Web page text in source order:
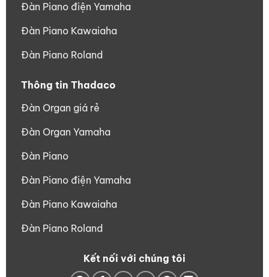
Đàn Piano điện Yamaha
Đàn Piano Kawaiaha
Đàn Piano Roland
Thông tin Thadaco
Đàn Organ giá rẻ
Đàn Organ Yamaha
Đàn Piano
Đàn Piano điện Yamaha
Đàn Piano Kawaiaha
Đàn Piano Roland
Kết nối với chúng tôi